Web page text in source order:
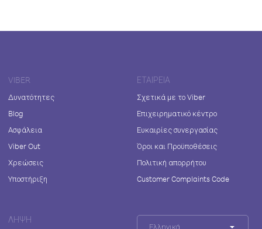
VIBER
Δυνατότητες
Blog
Ασφάλεια
Viber Out
Χρεώσεις
Υποστήριξη
ΕΤΑΙΡΕΊΑ
Σχετικά με το Viber
Επιχειρηματικό κέντρο
Ευκαιρίες συνεργασίας
Όροι και Προϋποθέσεις
Πολιτική απορρήτου
Customer Complaints Code
ΛΉΨΗ
Ελληνικά